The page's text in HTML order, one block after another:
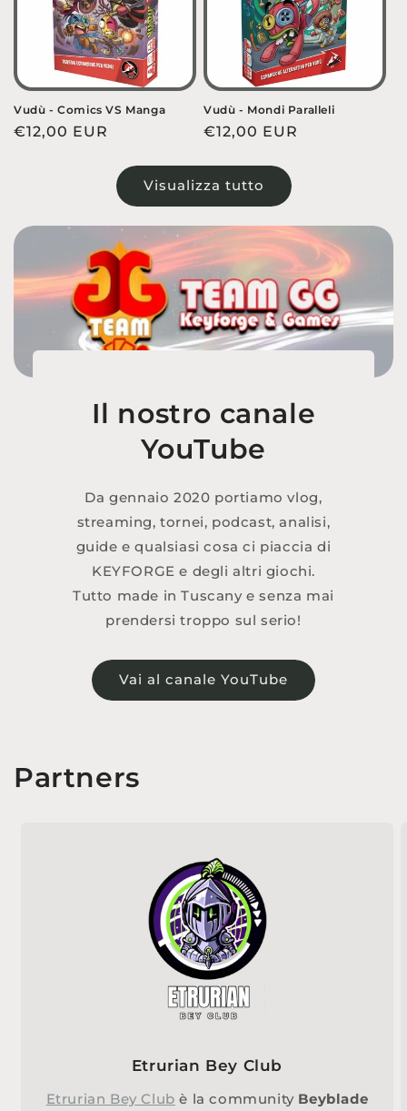
Vudù - Comics VS Manga
Prezzo
€12,00 EUR
Vudù - Mondi Paralleli
Prezzo
€12,00 EUR
Visualizza tutto
Il nostro canale
YouTube
Da gennaio 2020 portiamo vlog,
streaming, tornei, podcast, analisi,
guide e qualsiasi cosa ci piaccia di
KEYFORGE e degli altri giochi.
Tutto made in Tuscany e senza mai
prendersi troppo sul serio!
Vai al canale YouTube
Partners
Etrurian Bey Club
Etrurian Bey Club è la communityBeyblade